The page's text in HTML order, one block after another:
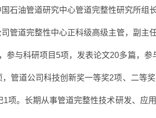
石油管道研究中心管道完整性研究所
管道完整性中心正科级高级主管，副主任
参与科研项目5项，发表论文20多篇，
管道公司科技创新奖一等奖2项、二等
项。长期从事管道完整性技术研发、